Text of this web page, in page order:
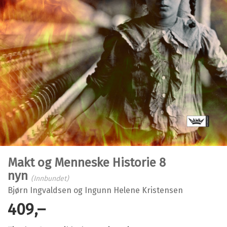
Makt og Menneske Historie 8
nyn (Innbundet)
Bjørn Ingvaldsen og Ingunn Helene Kristensen
409,–